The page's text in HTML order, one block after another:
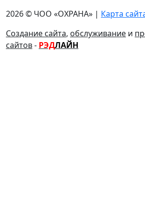
2026 © ЧОО «ОХРАНА» | Карта
Создание сайта, обслуживание и
сайтов- РЭДЛАЙН